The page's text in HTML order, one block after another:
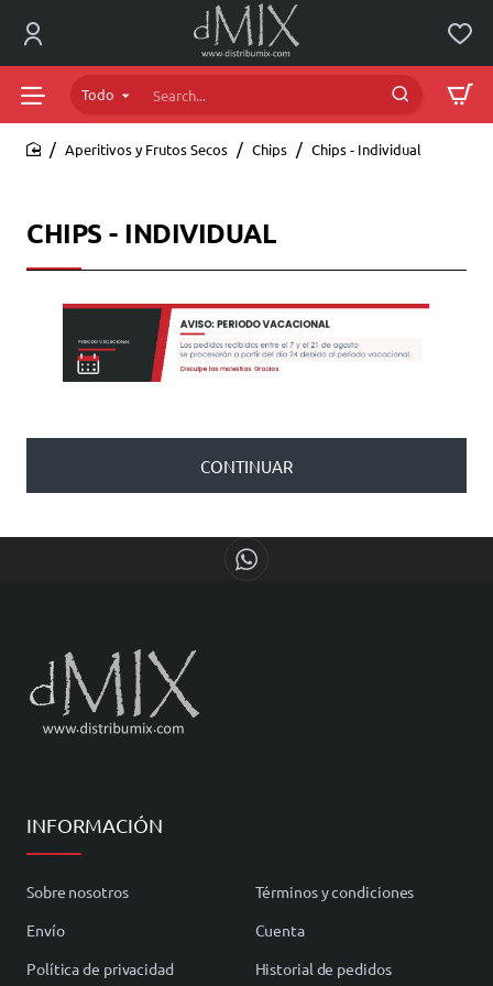
Todo
Search...
home
Aperitivos y Frutos Secos Chips Chips - Individual
CHIPS - INDIVIDUAL
CONTINUAR
INFORMACIÓN
Sobre nosotros
Envío
Política de privacidad
Términos y condiciones
Cuenta
Historial de pedidos